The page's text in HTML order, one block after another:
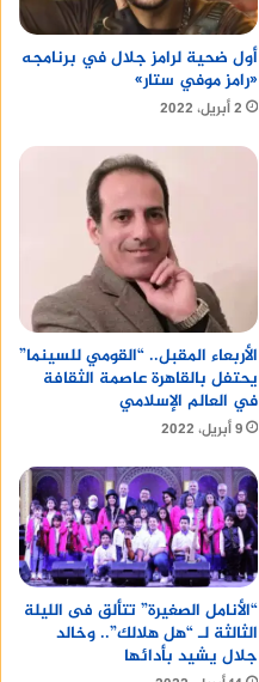
أول ضحية لرامز جلال في برنامجه
«رامز موفي ستار»
2 أبريل، 2022
الأربعاء المقبل.. “القومي للسينما”
يحتفل بالقاهرة عاصمة الثقافة
في العالم الإسلامي
9 أبريل، 2022
“الأنامل الصغيرة” تتألق فى الليلة
الثالثة لـ “هل هلالك”.. وخالد
جلال يشيد بأدائها